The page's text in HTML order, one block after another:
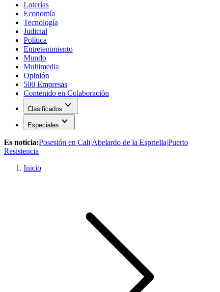
Loterías
Economía
Tecnología
Judicial
Política
Entretenimiento
Mundo
Multimedia
Opinión
500 Empresas
Contenido en Colaboración
Clasificados expand_more
Especiales expand_more
Es noticia:Posesión en Cali|Abelardo de la Espriella|Puerto
Resistencia
Inicio